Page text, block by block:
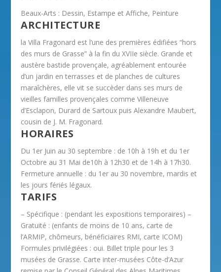
Beaux-Arts : Dessin, Estampe et Affiche, Peinture
ARCHITECTURE
la Villa Fragonard est l’une des premières édifiées “hors
des murs de Grasse” à la fin du XVIIe siècle. Grande et
austère bastide provençale, agréablement entourée
d’un jardin en terrasses et de planches de cultures
maraîchères, elle vit se succèder dans ses murs de
vieilles familles provençales comme Villeneuve
d’Esclapon, Durard de Sartoux puis Alexandre Maubert,
cousin de J. M. Fragonard.
HORAIRES
Du 1er Juin au 30 septembre : de 10h à 19h et du 1er
Octobre au 31 Mai de10h à 12h30 et de 14h à 17h30.
Fermeture annuelle : du 1er au 30 novembre, mardis et
les jours fériés légaux.
TARIFS
– Spécifique : (pendant les expositions temporaires) –
Gratuité : (enfants de moins de 10 ans, carte de
l’ARMIP, chômeurs, bénéficiaires RMI, carte ICOM)
Formules privilégiées : oui. Billet triple pour les 3
musées de Grasse. Carte inter-musées Côte-d’Azur